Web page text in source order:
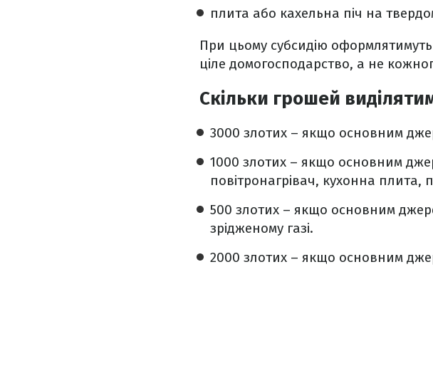
плита або кахельна піч на
При цьому субсидію
ціле домогосподарство, а не
Скільки грошей
3000 злотих – якщо основним
1000 злотих – якщо основним
повітронагрівач, кухонна
500 злотих – якщо основним
зрідженому газі.
2000 злотих – якщо основним